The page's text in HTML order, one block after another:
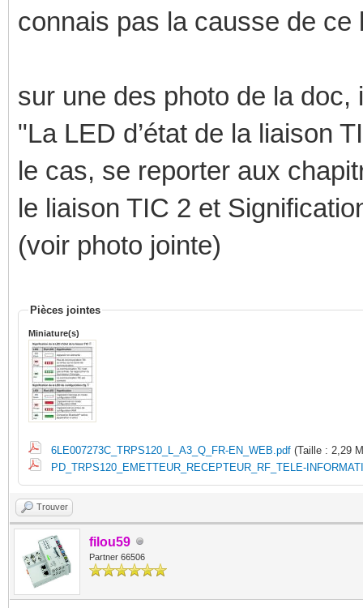
connais pas la causse de
sur une des photo de la doc,
"La LED d’état de la liaison
le cas, se reporter aux
le liaison TIC 2 et
(voir photo jointe)
Pièces jointes
Miniature(s)
6LE007273C_TRPS120_L_A3_Q_FR-EN_WEB.pdf (Taille : 2,29
PD_TRPS120_EMETTEUR_RECEPTEUR_RF_TELE-
Trouver
filou59
Partner 66506